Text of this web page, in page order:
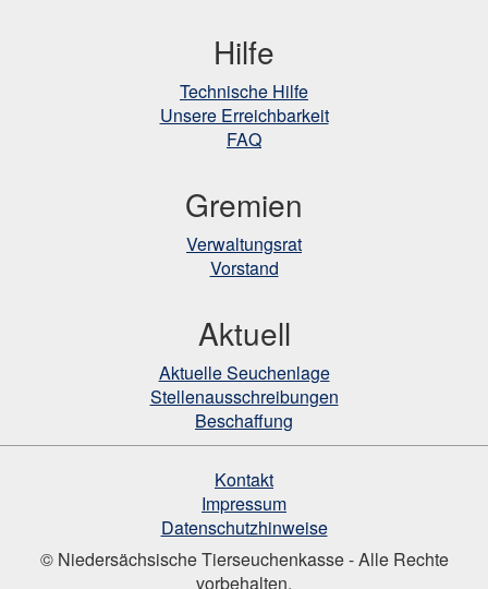
Hilfe
Technische Hilfe
Unsere Erreichbarkeit
FAQ
Gremien
Verwaltungsrat
Vorstand
Aktuell
Aktuelle Seuchenlage
Stellenausschreibungen
Beschaffung
Kontakt
Impressum
Datenschutzhinweise
© Niedersächsische Tierseuchenkasse - Alle Rechte
vorbehalten.